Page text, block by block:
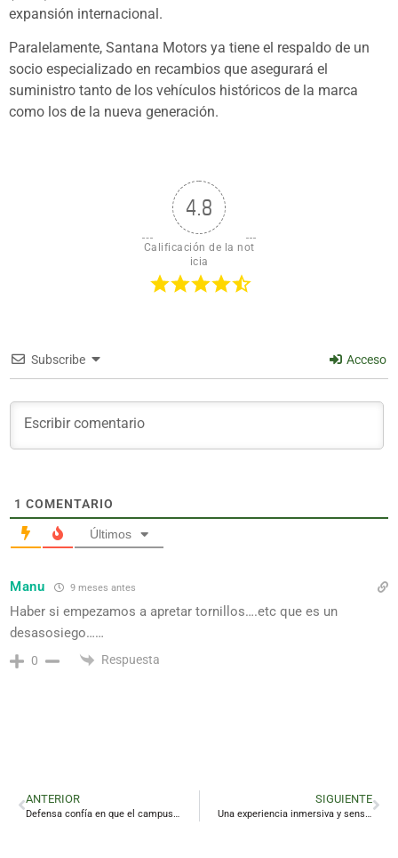
expansión internacional.
Paralelamente, Santana Motors ya tiene el respaldo de un
socio especializado en recambios que asegurará el
suministro tanto de los vehículos históricos de la marca
como los de la nueva generación.
4.8
Calificación de la not
icia
Subscribe Acceso
1 COMENTARIO
Últimos
Manu 9 meses antes
Haber si empezamos a apretar tornillos….etc que es un
desasosiego……
0 Respuesta
ANTERIOR
Defensa confía en que el campus principal del Cetedex «esté operativo en un año»
SIGUIENTE
Una experiencia inmersiva y sensorial entre almas